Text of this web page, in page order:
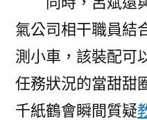
氣公司相干職員結
測小車，該裝配可
任務狀況的當甜甜
千紙鶴會瞬間質疑